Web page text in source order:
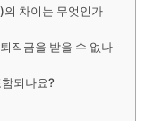
의 차이는 무엇인가
직금을 받을 수 없나
되나요?